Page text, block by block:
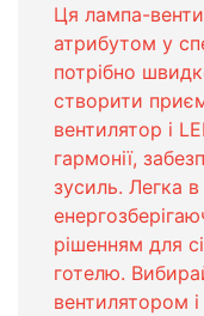
Ця лампа-
атрибутом у
потрібно
створити
вентилятор і
гармонії,
зусиль. Легка в
рішенням для
готелю.
вентилятором